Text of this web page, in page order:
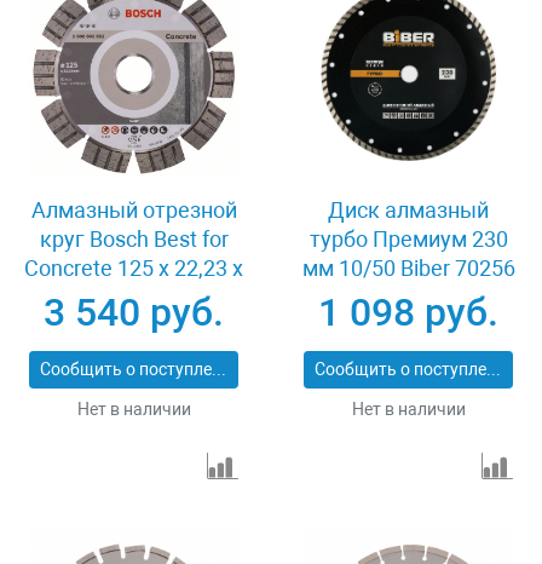
Алмазный отрезной
круг Bosch Best for
Concrete 125 x 22,23 x
2,2 x 12 mm
3 540 руб.
Сообщить о поступлении
Нет в наличии
Диск алмазный
турбо Премиум 230
мм 10/50 Biber 70256
1 098 руб.
Сообщить о поступлении
Нет в наличии